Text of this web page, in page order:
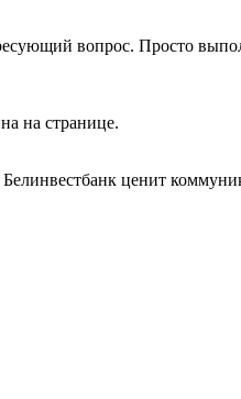
вопрос. Просто
на странице.
ценит